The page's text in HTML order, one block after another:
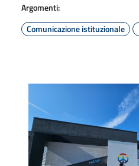
Argomenti:
Comunicazione istituzionale